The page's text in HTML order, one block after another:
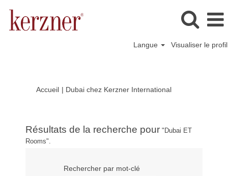
Langue Visualiser le profil
Accueil | Dubai chez Kerzner International(page
Résultats de la recherche pour "Dubai ET
Rooms".
Rechercher par mot-clé